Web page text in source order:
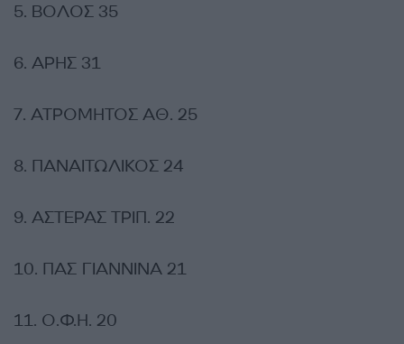
5. ΒΟΛΟΣ 35
6. ΑΡΗΣ 31
7. ΑΤΡΟΜΗΤΟΣ ΑΘ. 25
8. ΠΑΝΑΙΤΩΛΙΚΟΣ 24
9. ΑΣΤΕΡΑΣ ΤΡΙΠ. 22
10. ΠΑΣ ΓΙΑΝΝΙΝΑ 21
11. Ο.Φ.Η. 20